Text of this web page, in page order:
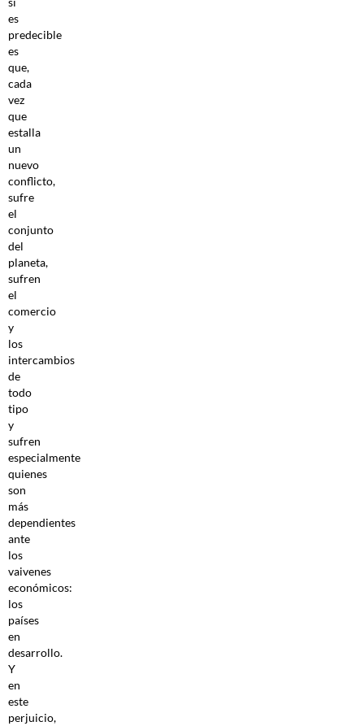
es
predecible
es
que,
cada
vez
que
estalla
un
nuevo
conflicto,
sufre
el
conjunto
del
planeta,
sufren
el
comercio
y
los
intercambios
de
todo
tipo
y
sufren
especialmente
quienes
son
más
dependientes
ante
los
vaivenes
económicos:
los
países
en
desarrollo.
Y
en
este
perjuicio,